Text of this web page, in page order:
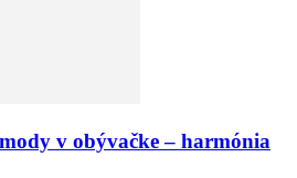
v obývačke – harmónia